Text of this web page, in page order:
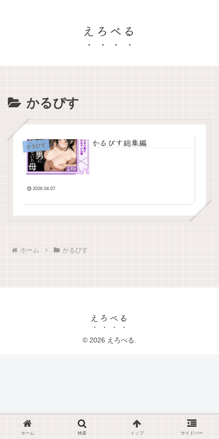
えろべる
かるぴす
かるぴす かるぴす総集編
2026.04.07
ホーム かるぴす
えろべる
© 2026 えろべる.
ホーム 検索 トップ サイドバー